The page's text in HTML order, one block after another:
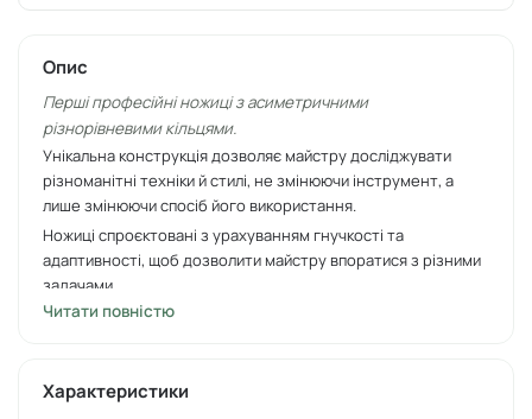
Опис
Перші професійні ножиці з асиметричними
різнорівневими кільцями.
Унікальна конструкція дозволяє майстру досліджувати
різноманітні техніки й стилі, не змінюючи інструмент, а
лише змінюючи спосіб його використання.
Ножиці спроєктовані з урахуванням гнучкості та
адаптивності, щоб дозволити майстру впоратися з різними
задачами.
Удосконалена нова форма ножиць забезпечує легкість у
комфортне природне положення пальців під час роботи.
Читати повністю
Характеристики